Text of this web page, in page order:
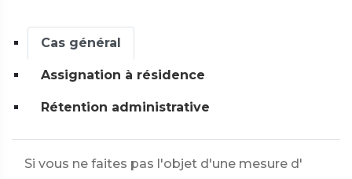
Cas général
Assignation à résidence
Rétention administrative
Si vous ne faites pas l'objet d'une mesure d'